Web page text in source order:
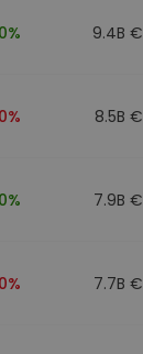
9.4B €
8.5B €
7.9B €
7.7B €